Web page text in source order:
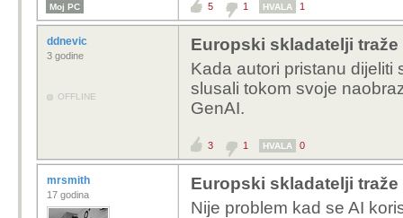
Moj PC 5 1 HVALA 1
ddnevic
3 godine
OFFLINE
Europski skladatelji
Kada autori pristanu dijeliti
slusali tokom svoje
GenAI.
3 1 HVALA 0
mrsmith
17 godina
Europski skladatelji
Nije problem kad se AI